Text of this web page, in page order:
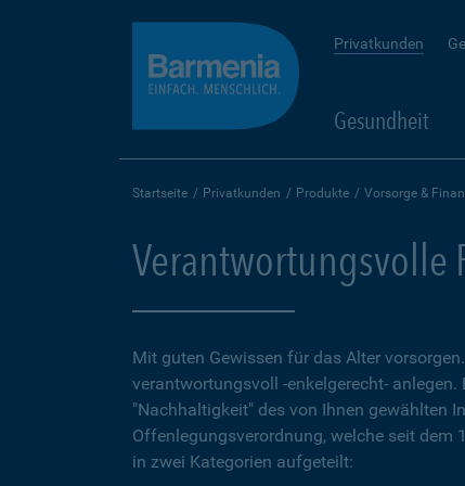
Privatkunden
Gesundheit
Startseite Privatkunden Produkte Vorsorge &
Verantwortungsvolle
Mit guten Gewissen für das Alter
verantwortungsvoll -enkelgerecht-
"Nachhaltigkeit" des von Ihnen gewählten
Offenlegungsverordnung, welche seit
in zwei Kategorien aufgeteilt: